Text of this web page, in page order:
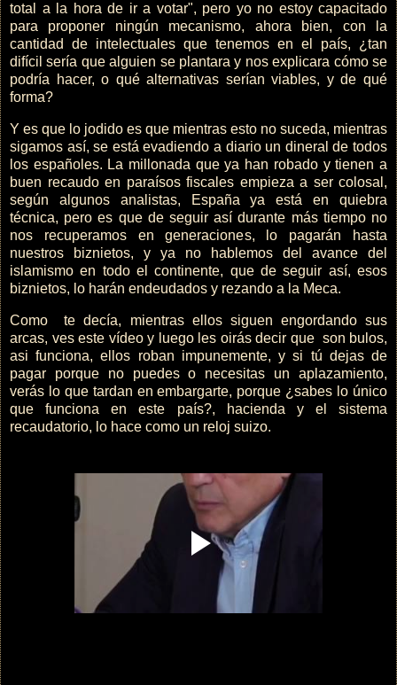
total a la hora de ir a votar", pero yo no estoy capacitado
para proponer ningún mecanismo, ahora bien, con la
cantidad de intelectuales que tenemos en el país, ¿tan
difícil sería que alguien se plantara y nos explicara cómo se
podría hacer, o qué alternativas serían viables, y de qué
forma?
Y es que lo jodido es que mientras esto no suceda, mientras
sigamos así, se está evadiendo a diario un dineral de todos
los españoles. La millonada que ya han robado y tienen a
buen recaudo en paraísos fiscales empieza a ser colosal,
según algunos analistas, España ya está en quiebra
técnica, pero es que de seguir así durante más tiempo no
nos recuperamos en generaciones, lo pagarán hasta
nuestros biznietos, y ya no hablemos del avance del
islamismo en todo el continente, que de seguir así, esos
biznietos, lo harán endeudados y rezando a la Meca.
Como te decía, mientras ellos siguen engordando sus
arcas, ves este vídeo y luego les oirás decir que son bulos,
asi funciona, ellos roban impunemente, y si tú dejas de
pagar porque no puedes o necesitas un aplazamiento,
verás lo que tardan en embargarte, porque ¿sabes lo único
que funciona en este país?, hacienda y el sistema
recaudatorio, lo hace como un reloj suizo.